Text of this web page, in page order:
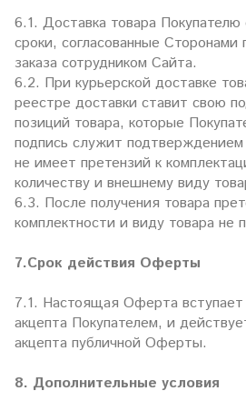
6.1. Доставка товара
сроки, согласованные
заказа сотрудником Сайта.
6.2. При курьерской доставке
реестре доставки ставит свою
позиций товара, которые
подпись служит подтверждением
не имеет претензий к
количеству и внешнему виду
6.3. После получения товара
комплектности и виду товара не
7.Срок действия Оферты
7.1. Настоящая Оферта
акцепта Покупателем, и
акцепта публичной Оферты.
8. Дополнительные условия